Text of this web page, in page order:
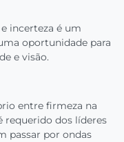
incerteza é um
oportunidade para
e visão.
entre firmeza na
requerido dos líderes
passar por ondas